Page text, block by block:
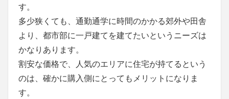
す。
多少狭くても、通勤通学に時間のかかる郊外や田舎
より、都市部に一戸建てを建てたいというニーズは
かなりあります。
割安な価格で、人気のエリアに住宅が持てるという
のは、確かに購入側にとってもメリットになりま
す。